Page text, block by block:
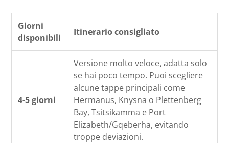
Giorni
disponibili
Itinerario consigliato
4-5 giorni
Versione molto veloce, adatta solo
se hai poco tempo. Puoi scegliere
alcune tappe principali come
Hermanus, Knysna o Plettenberg
Bay, Tsitsikamma e Port
Elizabeth/Gqeberha, evitando
troppe deviazioni.